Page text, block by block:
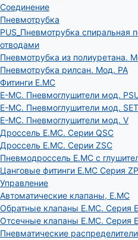
Соединение
Пневмотрубка
PUS_Пневмотрубка спиральная
отводами
Пневмотрубка из полиуретана.
Пневмотрубка рилсан. Мод. PA
Фитинги E.MC
E-MC. Пневмоглушители мод.
E-MC. Пневмоглушители мод. SET
E-MC. Пневмоглушители мод. V
Дроссель E.MC. Серии QSC
Дроссель E.MC. Серии ZSC
Пневмодроссель E.MC с
Цанговые фитинги E.MC Серия ZP
Управление
Автоматические клапаны, Е.МС
Обратные клапаны E.MC. Серия
Отсечные клапаны E.MC. Серия
Пневматические